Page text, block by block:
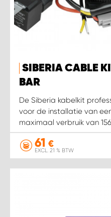
SIBERIA CABLE
BAR
De Siberia kabelkit
voor de installatie van
maximaal verbruik van
61 €
EXCL. 21 % BTW